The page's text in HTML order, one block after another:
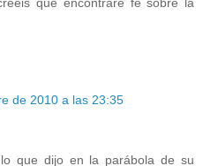
de 2010 a las 23:35
que dijo en la parábola de su